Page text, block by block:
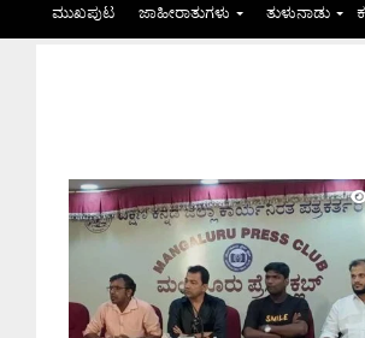
ಮುಖಪುಟ ಜಾಹೀರಾತುಗಳು ತುಳುನಾಡು